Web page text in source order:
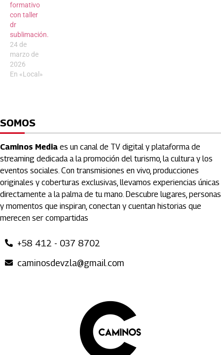
formativo
con taller
dr
sublimación.
24 de
marzo de
2026
En «Local»
SOMOS
Caminos Media es un canal de TV digital y plataforma de
streaming dedicada a la promoción del turismo, la cultura y los
eventos sociales. Con transmisiones en vivo, producciones
originales y coberturas exclusivas, llevamos experiencias únicas
directamente a la palma de tu mano. Descubre lugares, personas
y momentos que inspiran, conectan y cuentan historias que
merecen ser compartidas
+58 412 - 037 8702
caminosdevzla@gmail.com